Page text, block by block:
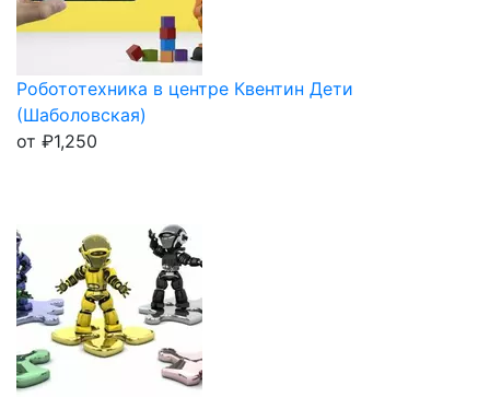
Робототехника в центре Квентин Дети
(Шаболовская)
от ₽1,250